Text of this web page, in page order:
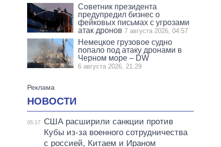
Советник президента
предупредил бизнес о
фейковых письмах с угрозами
атак дронов 7 августа 2026, 04:57
Немецкое грузовое судно
попало под атаку дронами в
Черном море – DW
6 августа 2026, 21:29
НОВОСТИ
05:17
США расширили санкции против
Кубы из-за военного сотрудничества
с россией, Китаем и Ираном